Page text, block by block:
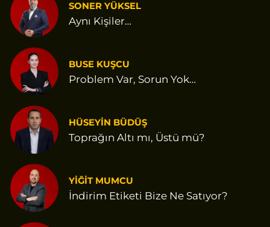
SONER YÜKSEL
Aynı Kişiler…
BUSE KUŞCU
Problem Var, Sorun Yok…
HÜSEYİN BÜDÜŞ
Toprağın Altı mı, Üstü mü?
YİĞİT MUMCU
İndirim Etiketi Bize Ne Satıyor?